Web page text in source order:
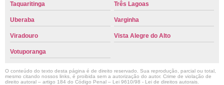
Taquaritinga Três Lagoas
Uberaba Varginha
Viradouro Vista Alegre do Alto
Votuporanga
O conteúdo do texto desta página é de direito reservado. Sua reprodução, parcial ou total,
mesmo citando nossos links, é proibida sem a autorização do autor. Crime de violação de
direito autoral – artigo 184 do Código Penal – Lei 9610/98 - Lei de direitos autorais